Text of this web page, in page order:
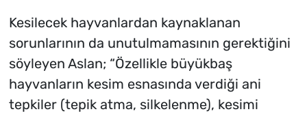
Kesilecek hayvanlardan kaynaklanan
sorunlarının da unutulmamasının gerektiğini
söyleyen Aslan; “Özellikle büyükbaş
hayvanların kesim esnasında verdiği ani
tepkiler (tepik atma, silkelenme), kesimi